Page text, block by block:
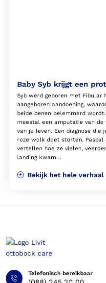
Baby Syb krijgt een
Syb werd geboren met Fibular
aangeboren aandoening,
beide benen belemmerd
meestal een amputatie van
van je leven. Een diagnose die
roze wolk doet storten. Pascal
vertellen hoe ze vielen,
landing kwam…
Bekijk het hele verhaal
Telefonisch bereikbaar